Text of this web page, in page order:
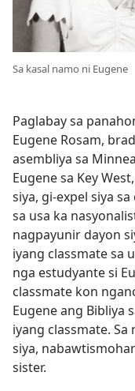
Sa kasal namo ni Eugene
Paglabay sa
Eugene Rosam,
asembliya sa
Eugene sa Key
siya, gi-expel siya
sa usa ka
nagpayunir dayon
iyang classmate sa
nga estudyante si
classmate kon
Eugene ang Bibliya
iyang classmate.
siya,
sister.